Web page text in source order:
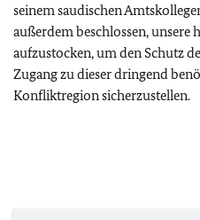
seinem saudischen
außerdem beschlossen,
aufzustocken, um den Schutz
Zugang zu dieser dringend
Konfliktregion sicherzustellen.